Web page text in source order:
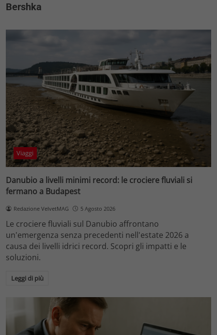
Bershka
Viaggi
Danubio a livelli minimi record: le crociere fluviali si
fermano a Budapest
Redazione VelvetMAG 5 Agosto 2026
Le crociere fluviali sul Danubio affrontano
un'emergenza senza precedenti nell'estate 2026 a
causa dei livelli idrici record. Scopri gli impatti e le
soluzioni.
Leggi di più